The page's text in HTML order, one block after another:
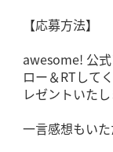
【応募方法】
awesome! 公
ロー＆RTして
レゼントいたし
一言感想もい